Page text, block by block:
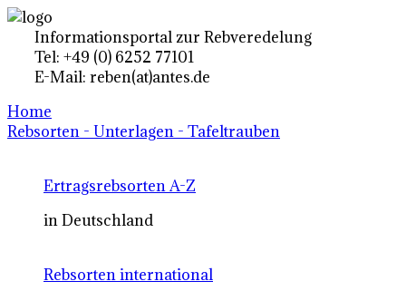
Informationsportal zur Rebveredelung
Tel: +49 (0) 6252 77101
E-Mail: reben(at)antes.de
Home
Rebsorten - Unterlagen - Tafeltrauben
Ertragsrebsorten A-Z
in Deutschland
Rebsorten international